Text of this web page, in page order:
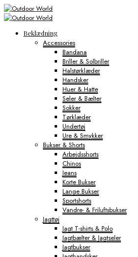
Beklædning
Accessories
Bandana
Briller & Solbriller
Halstørklæder
Handsker
Huer & Hatte
Seler & Bælter
Sokker
Tørklæder
Undertøj
Ure & Smykker
Bukser & Shorts
Arbejdsshorts
Chinos
Jeans
Korte Bukser
Lange Bukser
Sportshorts
Vandre- & Friluftsbukser
Jagttøj
Jagt T-shirts & Polo
Jagtbælter & Jagtseler
Jagtbukser